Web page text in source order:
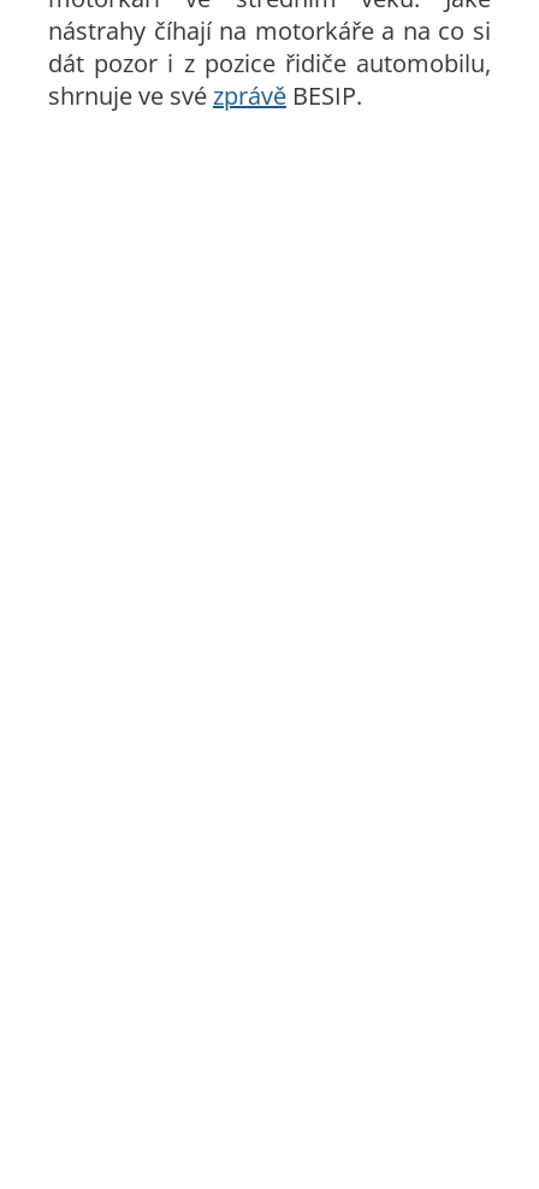
nástrahy číhají na motorkáře a na co si
dát pozor i z pozice řidiče automobilu,
shrnuje ve svézprávě BESIP.